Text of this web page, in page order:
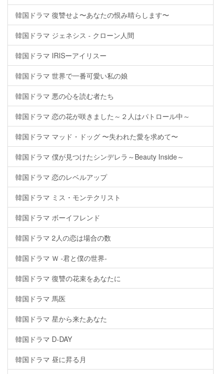
韓国ドラマ 復讐せよ〜あなたの恨み晴らします〜
韓国ドラマ ジェネシス - クローン人間
韓国ドラマ IRISーアイリスー
韓国ドラマ 世界で一番可愛い私の娘
韓国ドラマ 悪の心を読む者たち
韓国ドラマ 恋の花が咲きました～２人はパトロール中～
韓国ドラマ マッド・ドッグ 〜失われた愛を求めて〜
韓国ドラマ 僕が見つけたシンデレラ～Beauty Inside～
韓国ドラマ 恋のレベルアップ
韓国ドラマ ミス・モンテクリスト
韓国ドラマ ボーイフレンド
韓国ドラマ 2人の恋は場合の数
韓国ドラマ Ｗ -君と僕の世界-
韓国ドラマ 復讐の花束をあなたに
韓国ドラマ 馬医
韓国ドラマ 星から来たあなた
韓国ドラマ D-DAY
韓国ドラマ 昼に昇る月